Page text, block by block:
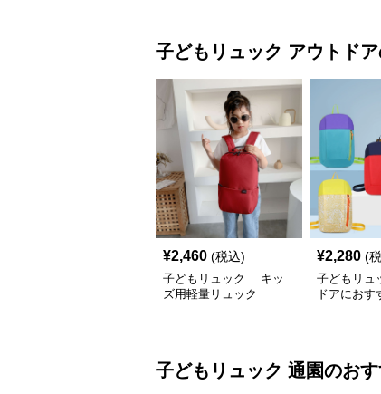
子どもリュック アウトドア
¥2,460 (税込)
子どもリュック キッ
ズ用軽量リュック
¥2,280 (
子どもリ
ドアにお
子どもリュック 通園のお